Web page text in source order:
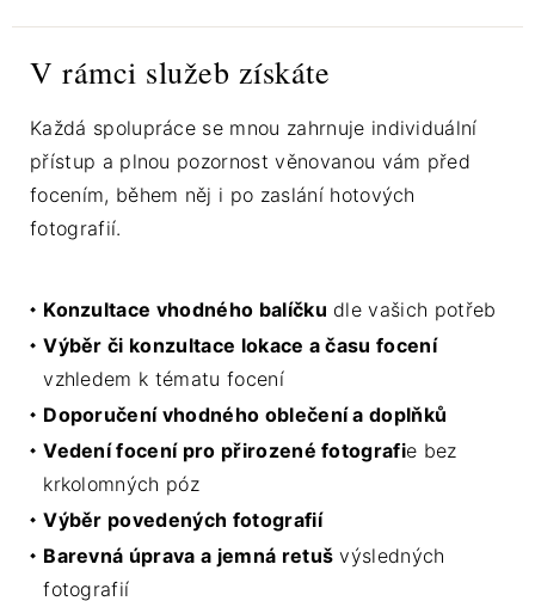
V rámci služeb získáte
Každá spolupráce se mnou zahrnuje individuální
přístup a plnou pozornost věnovanou vám před
focením, během něj i po zaslání hotových
fotografií.
Konzultace vhodného balíčku dle vašich potřeb
Výběr či konzultace lokace a času focení
vzhledem k tématu focení
Doporučení vhodného oblečení a doplňků
Vedení focení pro přirozené fotografie bez
krkolomných póz
Výběr povedených fotografií
Barevná úprava a jemná retuš výsledných
fotografií